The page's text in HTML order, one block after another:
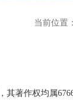
当前位置：
著作权均属